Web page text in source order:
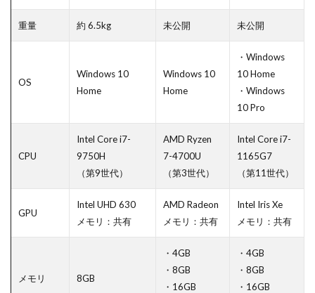
重量 約 6.5kg 未公開 未公開
OS
Windows 10
Home
Windows 10
Home
・Windows
10 Home
・Windows
10 Pro
CPU
Intel Core i7-
9750H
（第9世代）
AMD Ryzen
7-4700U
（第3世代）
Intel Core i7-
1165G7
（第11世代）
GPU
Intel UHD 630
メモリ：共有
AMD Radeon
メモリ：共有
Intel Iris Xe
メモリ：共有
メモリ 8GB
・4GB
・8GB
・16GB
・4GB
・8GB
・16GB